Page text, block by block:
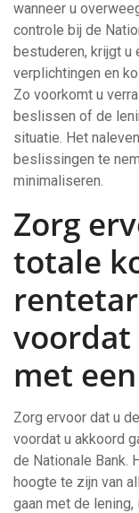
wanneer u
controle bij de
bestuderen, krijgt u
verplichtingen en
Zo voorkomt u
beslissen of de
situatie. Het
beslissingen te
minimaliseren.
Zorg
totale
voordat
met
Zorg ervoor dat u
voordat u akkoord
de Nationale Bank.
hoogte te zijn van
gaan met de